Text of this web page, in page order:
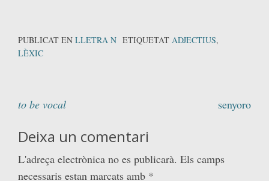
PUBLICAT EN LLETRA N ETIQUETAT ADJECTIUS,
LÈXIC
Navegació
to be vocal senyoro
Deixa un comentari
L'adreça electrònica no es publicarà. Els camps
necessaris estan marcats amb *